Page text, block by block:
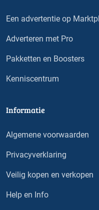
Een advertentie op
Adverteren met Pro
Pakketten en Boosters
Kenniscentrum
Informatie
Algemene voorwaarden
Privacyverklaring
Veilig kopen en verkopen
Help en Info